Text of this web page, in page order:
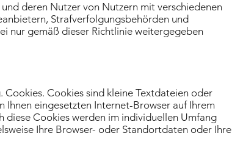
deren Nutzer von Nutzern mit verschiedenen
Strafverfolgungsbehörden und
nur gemäß dieser Richtlinie weitergegeben
Cookies sind kleine Textdateien oder
Ihnen eingesetzten Internet-Browser auf Ihrem
Cookies werden im individuellen Umfang
Ihre Browser- oder Standortdaten oder Ihre